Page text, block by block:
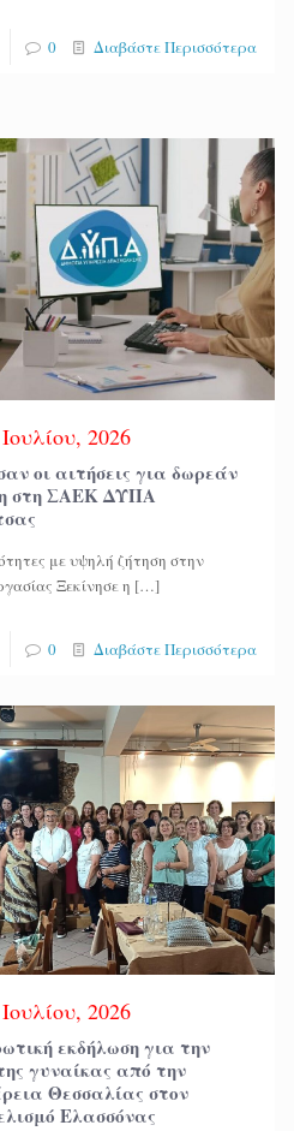
0 Διαβάστε Περισσότερα
2026
οι αιτήσεις για δωρεάν
στη ΣΑΕΚ ΔΥΠΑ
με υψηλή ζήτηση στην
Ξεκίνησε η […]
0 Διαβάστε Περισσότερα
2026
εκδήλωση για την
γυναίκας από την
Θεσσαλίας στον
Ελασσόνας